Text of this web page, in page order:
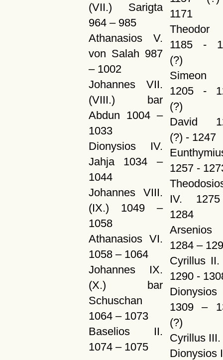
(VII.) Sarigta
964 – 985
Athanasios V.
von Salah 987
– 1002
Johannes VII.
(VIII.) bar
Abdun 1004 –
1033
Dionysios IV.
Jahja 1034 –
1044
Johannes VIII.
(IX.) 1049 –
1058
Athanasios VI.
1058 – 1064
Johannes IX.
(X.) bar
Schuschan
1064 – 1073
Baselios II.
1074 – 1075
1171
1185 -
(?)
1205 -
(?)
David
(?) - 1247
1257 -
IV.
1284
Arsenios
1284 –
Cyrillus
1290 -
1309 –
(?)
Cyrillus III.
Dionysios